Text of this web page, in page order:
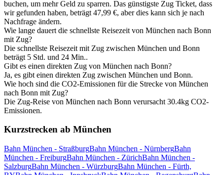
buchen, um mehr Geld zu sparren. Das günstigste Zug Ticket, dass
wir gefunden haben, beträgt 47,99 €, aber dies kann sich je nach
Nachfrage ändern.
Wie lange dauert die schnellste Reisezeit von München nach Bonn
mit Zug?
Die schnellste Reisezeit mit Zug zwischen München und Bonn
beträgt 5 Std. und 24 Min..
Gibt es einen direkten Zug von München nach Bonn?
Ja, es gibt einen direkten Zug zwischen München und Bonn.
Wie hoch sind die CO2-Emissionen für die Strecke von München
nach Bonn mit Zug?
Die Zug-Reise von München nach Bonn verursacht 30.4kg CO2-
Emissionen.
Kurzstrecken ab München
Bahn München - StraßburgBahn München - NürnbergBahn
München - FreiburgBahn München - ZürichBahn München -
SalzburgBahn München - WürzburgBahn München - Fürth,